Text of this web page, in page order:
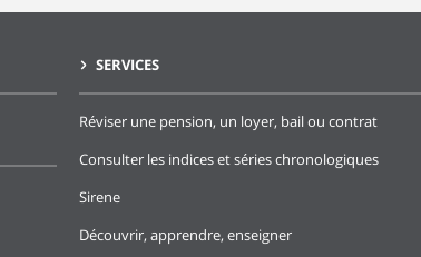
SERVICES
Réviser une pension, un loyer, bail ou contrat
Consulter les indices et séries chronologiques
Sirene
Découvrir, apprendre, enseigner